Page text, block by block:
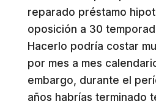
reparado préstamo
oposición a 30
Hacerlo podría costar
por mes a mes
embargo, durante el
años habrías terminado